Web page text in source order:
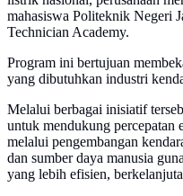
mahasiswa Politeknik Negeri
Technician Academy.
Program ini bertujuan
yang dibutuhkan industri
Melalui berbagai inisiatif
untuk mendukung percepatan
melalui pengembangan
dan sumber daya manusia
yang lebih efisien,